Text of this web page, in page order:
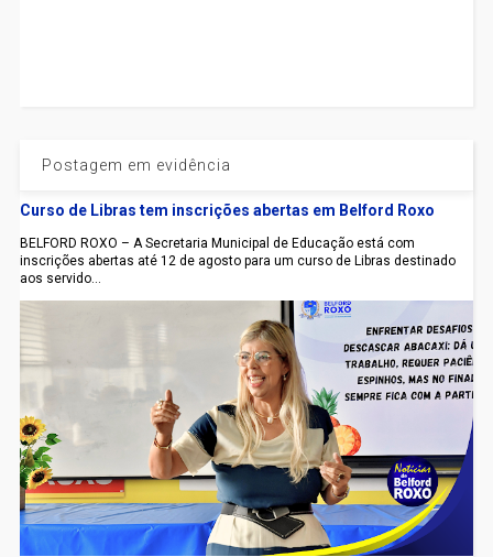
Postagem em evidência
Curso de Libras tem inscrições abertas em Belford Roxo
BELFORD ROXO – A Secretaria Municipal de Educação está com
inscrições abertas até 12 de agosto para um curso de Libras destinado
aos servido...